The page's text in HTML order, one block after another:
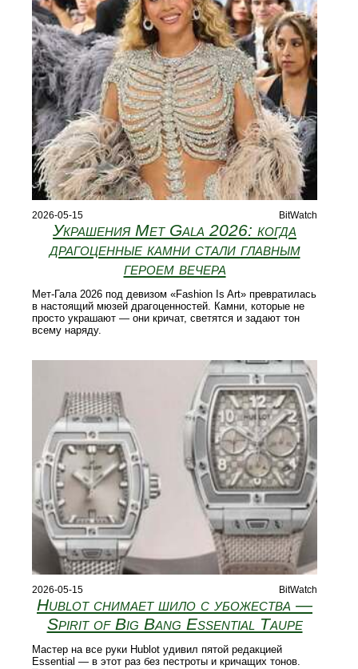
2026-05-15 BitWatch
Украшения Met Gala 2026: когда
драгоценные камни стали главным
героем вечера
Мет-Гала 2026 под девизом «Fashion Is Art» превратилась
в настоящий мюзей драгоценностей. Камни, которые не
просто украшают — они кричат, светятся и задают тон
всему наряду.
2026-05-15 BitWatch
Hublot снимает шило с убожества —
Spirit of Big Bang Essential Taupe
Мастер на все руки Hublot удивил пятой редакцией
Essential — в этот раз без пестроты и кричащих тонов.